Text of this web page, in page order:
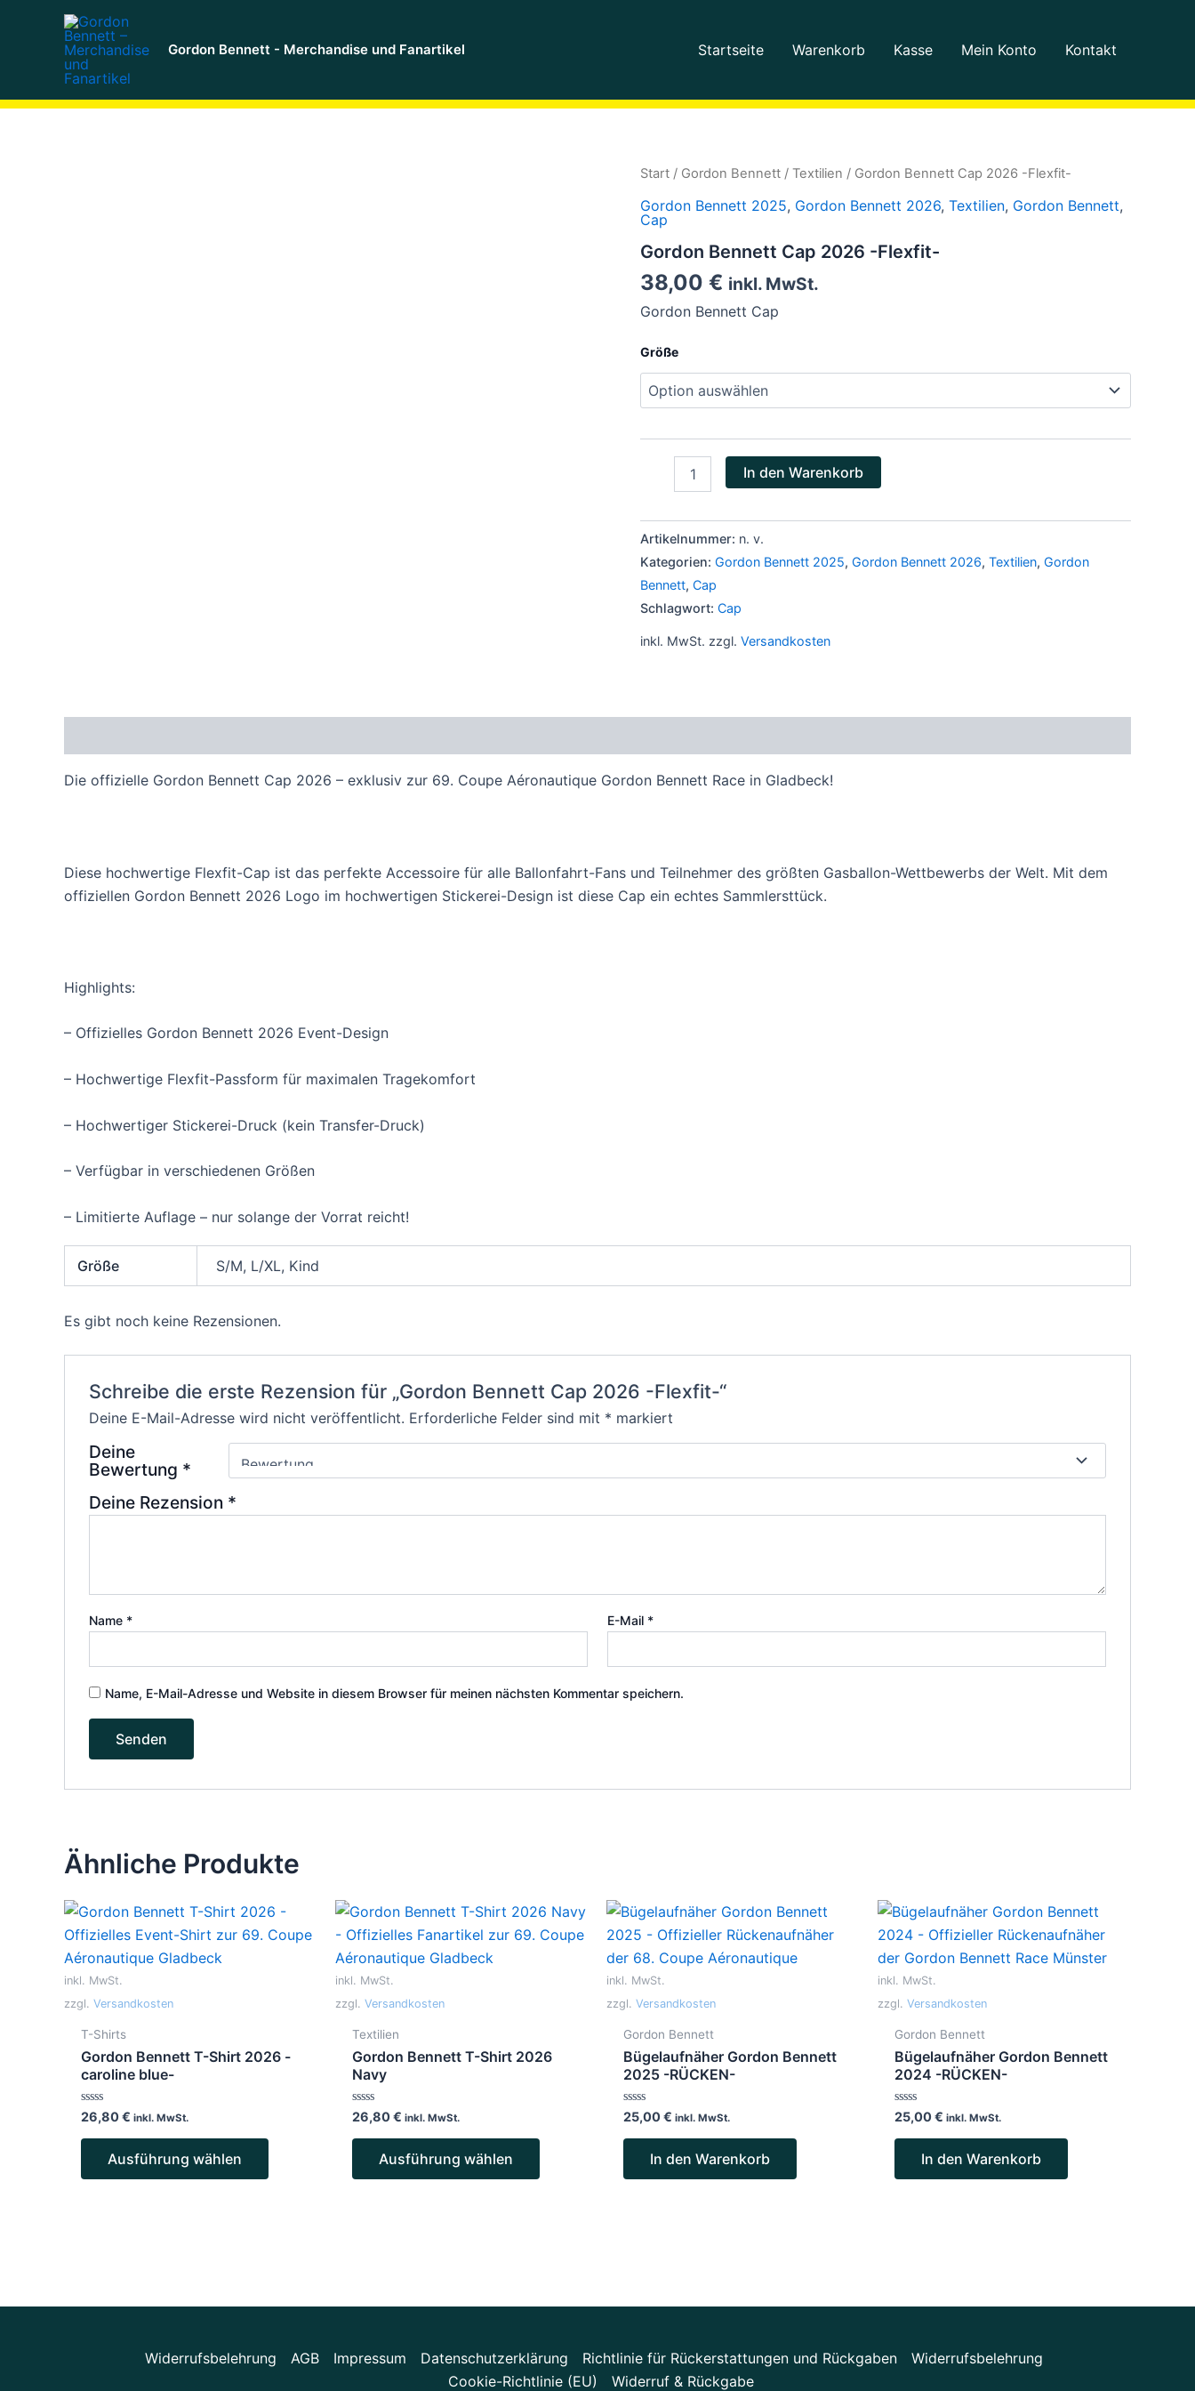
Gordon Bennett - Merchandise und Fanartikel Startseite Warenkorb Kasse Mein Konto Kontakt
Start / Gordon Bennett / Textilien / Gordon Bennett Cap 2026 -Flexfit-
Gordon Bennett 2025, Gordon Bennett 2026, Textilien, Gordon Bennett,
Cap
Gordon Bennett Cap 2026 -Flexfit-
38,00 € inkl. MwSt.
Gordon Bennett Cap
Größe
Gordon
Cap
2026
Flexfit-
Menge
In den Warenkorb
Artikelnummer: n. v.
Kategorien: Gordon Bennett 2025, Gordon Bennett 2026, Textilien, Gordon
Bennett, Cap
Schlagwort: Cap
inkl. MwSt. zzgl. Versandkosten
Die offizielle Gordon Bennett Cap 2026 – exklusiv zur 69. Coupe Aéronautique Gordon Bennett Race in Gladbeck!
Diese hochwertige Flexfit-Cap ist das perfekte Accessoire für alle Ballonfahrt-Fans und Teilnehmer des größten Gasballon-Wettbewerbs der Welt. Mit dem
offiziellen Gordon Bennett 2026 Logo im hochwertigen Stickerei-Design ist diese Cap ein echtes Sammlersttück.
Highlights:
– Offizielles Gordon Bennett 2026 Event-Design
– Hochwertige Flexfit-Passform für maximalen Tragekomfort
– Hochwertiger Stickerei-Druck (kein Transfer-Druck)
– Verfügbar in verschiedenen Größen
– Limitierte Auflage – nur solange der Vorrat reicht!
Größe S/M, L/XL, Kind
Es gibt noch keine Rezensionen.
Schreibe die erste Rezension für „Gordon Bennett Cap 2026 -Flexfit-“
Deine E-Mail-Adresse wird nicht veröffentlicht. Erforderliche Felder sind mit * markiert
Deine
Bewertung *
Deine Rezension *
Name * E-Mail *
Name, E-Mail-Adresse und Website in diesem Browser für meinen nächsten Kommentar speichern.
Ähnliche Produkte
inkl. MwSt.
zzgl. Versandkosten
T-Shirts
Gordon Bennett T-Shirt 2026 -
caroline blue-
Bewertet
0
26,80€ inkl. MwSt.
Ausführung wählen
Dieses
Produkt
Die
der
inkl. MwSt.
zzgl. Versandkosten
Textilien
Gordon Bennett T-Shirt 2026
Navy
Bewertet
0
26,80€ inkl. MwSt.
Ausführung wählen
Dieses
Produkt
Die
der
inkl. MwSt.
zzgl. Versandkosten
Gordon Bennett
Bügelaufnäher Gordon Bennett
2025 -RÜCKEN-
Bewertet
mit
0
25,00€ inkl. MwSt.
In den Warenkorb
inkl. MwSt.
zzgl. Versandkosten
Gordon Bennett
Bügelaufnäher Gordon Bennett
2024 -RÜCKEN-
Bewertet
mit
0
25,00€ inkl. MwSt.
In den Warenkorb
Widerrufsbelehrung AGB Impressum Datenschutzerklärung Richtlinie für Rückerstattungen und Rückgaben
Widerrufsbelehrung
Cookie-Richtlinie (EU)
Widerruf & Rückgabe